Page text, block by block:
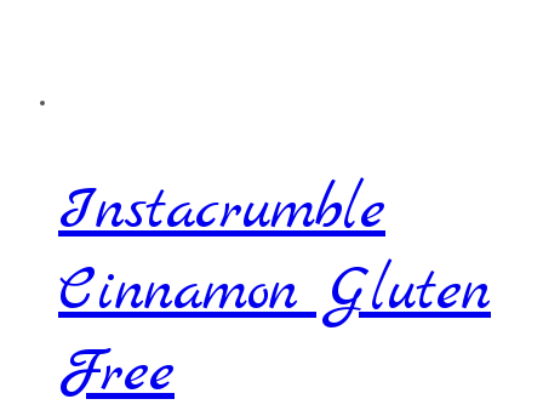
Instacrumble
Cinnamon Gluten
Free